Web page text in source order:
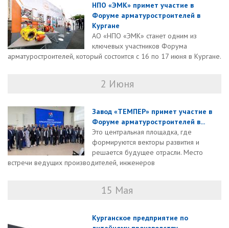
НПО «ЭМК» примет участие в
Форуме арматуростроителей в
Кургане
АО «НПО «ЭМК» станет одним из
ключевых участников Форума
арматуростроителей, который состоится с 16 по 17 июня в Кургане.
2 Июня
Завод «ТЕМПЕР» примет участие в
Форуме арматуростроителей в...
Это центральная площадка, где
формируются векторы развития и
решается будущее отрасли. Место
встречи ведущих производителей, инженеров
15 Мая
Курганское предприятие по